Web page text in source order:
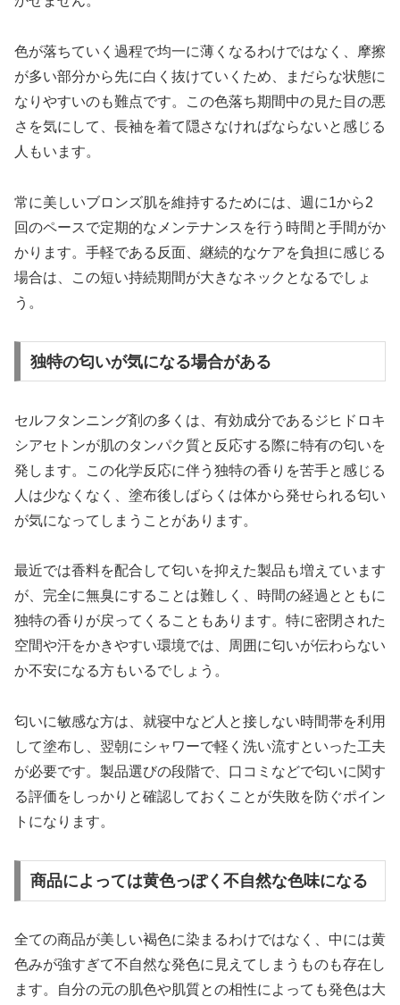
色が落ちていく過程で均一に薄くなるわけではなく、摩擦
が多い部分から先に白く抜けていくため、まだらな状態に
なりやすいのも難点です。この色落ち期間中の見た目の悪
さを気にして、長袖を着て隠さなければならないと感じる
人もいます。
常に美しいブロンズ肌を維持するためには、週に1から2
回のペースで定期的なメンテナンスを行う時間と手間がか
かります。手軽である反面、継続的なケアを負担に感じる
場合は、この短い持続期間が大きなネックとなるでしょ
う。
独特の匂いが気になる場合がある
セルフタンニング剤の多くは、有効成分であるジヒドロキ
シアセトンが肌のタンパク質と反応する際に特有の匂いを
発します。この化学反応に伴う独特の香りを苦手と感じる
人は少なくなく、塗布後しばらくは体から発せられる匂い
が気になってしまうことがあります。
最近では香料を配合して匂いを抑えた製品も増えています
が、完全に無臭にすることは難しく、時間の経過とともに
独特の香りが戻ってくることもあります。特に密閉された
空間や汗をかきやすい環境では、周囲に匂いが伝わらない
か不安になる方もいるでしょう。
匂いに敏感な方は、就寝中など人と接しない時間帯を利用
して塗布し、翌朝にシャワーで軽く洗い流すといった工夫
が必要です。製品選びの段階で、口コミなどで匂いに関す
る評価をしっかりと確認しておくことが失敗を防ぐポイン
トになります。
商品によっては黄色っぽく不自然な色味になる
全ての商品が美しい褐色に染まるわけではなく、中には黄
色みが強すぎて不自然な発色に見えてしまうものも存在し
ます。自分の元の肌色や肌質との相性によっても発色は大